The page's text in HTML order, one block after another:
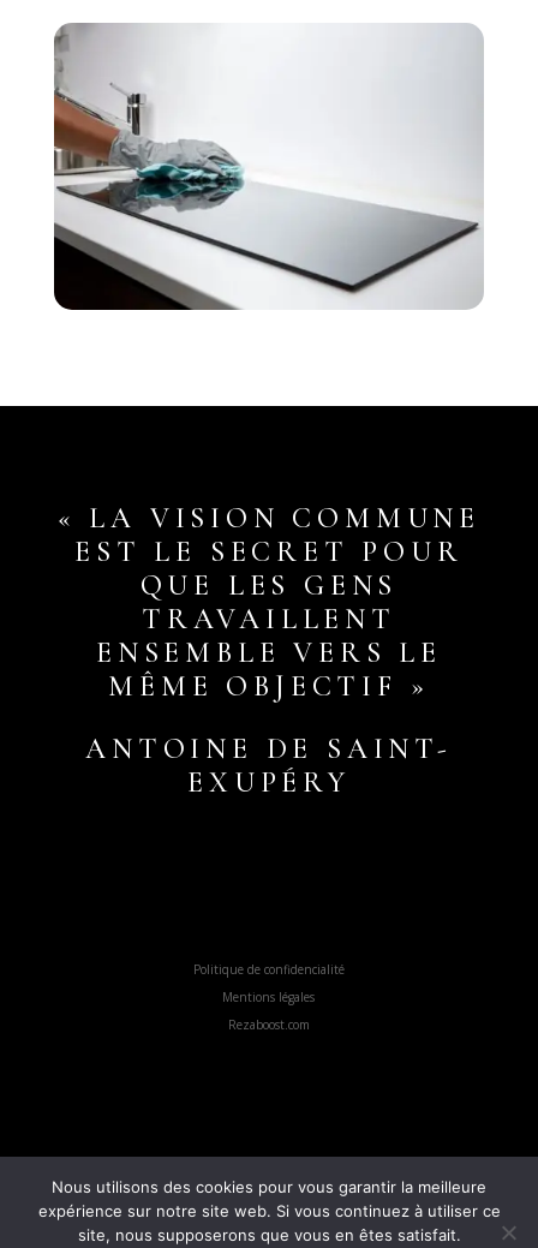
« LA VISION COMMUNE
EST LE SECRET POUR
QUE LES GENS
TRAVAILLENT
ENSEMBLE VERS LE
MÊME OBJECTIF »
ANTOINE DE SAINT-
EXUPÉRY
Politique de confidencialité
Mentions légales
Rezaboost.com
Nous utilisons des cookies pour vous garantir la meilleure
expérience sur notre site web. Si vous continuez à utiliser ce
site, nous supposerons que vous en êtes satisfait.